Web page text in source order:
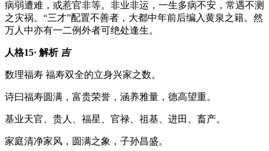
病弱遭难，或惹官非等。非业非运，一生多病不安，常遇不测
之灾祸。“三才”配置不善者，大都中年前后编入黄泉之籍。然
万人中亦有一二例外者可绝处逢生。
人格15· 解析 吉
数理福寿 福寿双全的立身兴家之数。
诗曰福寿圆满，富贵荣誉，涵养雅量，德高望重。
基业天官、贵人、福星、官禄、祖基、进田、畜产。
家庭清净家风，圆满之象，子孙昌盛。